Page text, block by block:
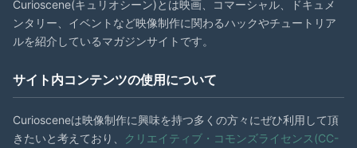
Curioscene(キュリオシーン)とは映画、コマーシャル、ドキュメ
ンタリー、イベントなど映像制作に関わるハックやチュートリア
ルを紹介しているマガジンサイトです。
サイト内コンテンツの使用について
Curiosceneは映像制作に興味を持つ多くの方々にぜひ利用して頂
きたいと考えており、
クリエイティブ・コモンズライセンス(CC-